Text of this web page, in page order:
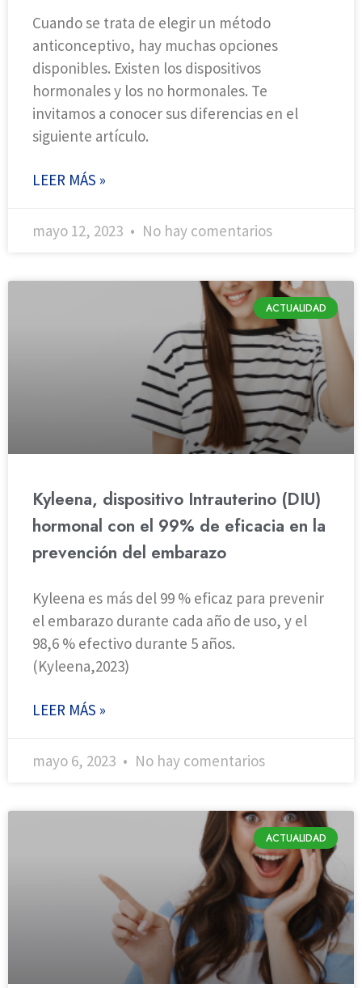
Cuando se trata de elegir un método
anticonceptivo, hay muchas opciones
disponibles. Existen los dispositivos
hormonales y los no hormonales. Te
invitamos a conocer sus diferencias en el
siguiente artículo.
LEER MÁS »
mayo 12, 2023 No hay comentarios
ACTUALIDAD
Kyleena, dispositivo Intrauterino (DIU)
hormonal con el 99% de eficacia en la
prevención del embarazo
Kyleena es más del 99 % eficaz para prevenir
el embarazo durante cada año de uso, y el
98,6 % efectivo durante 5 años.
(Kyleena,2023)
LEER MÁS »
mayo 6, 2023 No hay comentarios
ACTUALIDAD